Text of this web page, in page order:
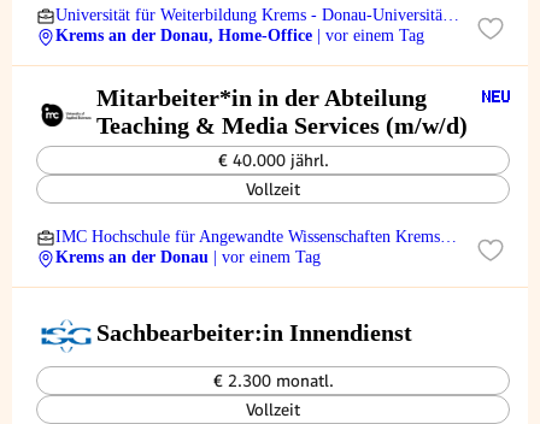
Universität für Weiterbildung Krems - Donau-Universität
Krems
Krems an der Donau, Home-Office | vor einem Tag
Mitarbeiter*in in der Abteilung
Teaching & Media Services (m/w/d)
€ 40.000 jährl.
Vollzeit
IMC Hochschule für Angewandte Wissenschaften Krems
GmbH
Krems an der Donau | vor einem Tag
Sachbearbeiter:in Innendienst
€ 2.300 monatl.
Vollzeit